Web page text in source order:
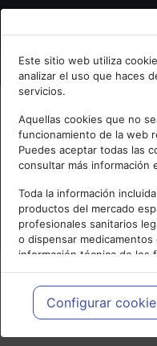
Bienvenid@ a
Escribe tu Email
Accede o regístrate con
Este sitio web utiliza
analizar el uso que haces
servicios.
Aquellas cookies que no
funcionamiento de la web
Puedes aceptar todas las
consultar más información
Toda la información
productos del mercado
profesionales sanitarios
o dispensar
información técnica de los
meramente informativo,
profesionales facultados
cada caso concreto, el
necesidades del paciente.
Configurar